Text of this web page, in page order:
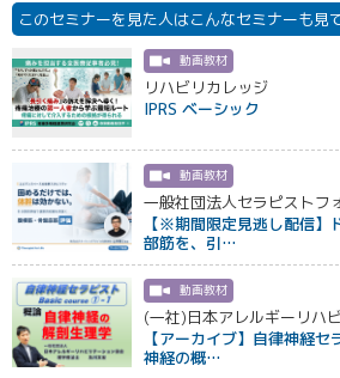
このセミナーを見た人はこんなセミナーも見
動画教材
リハビリカレッジ
IPRS ベーシック
動画教材
一般社団法人セラピストフ
【※期間限定見逃し配信】
部筋を、引…
動画教材
(一社)日本アレルギーリハ
【アーカイブ】自律神経
神経の概…